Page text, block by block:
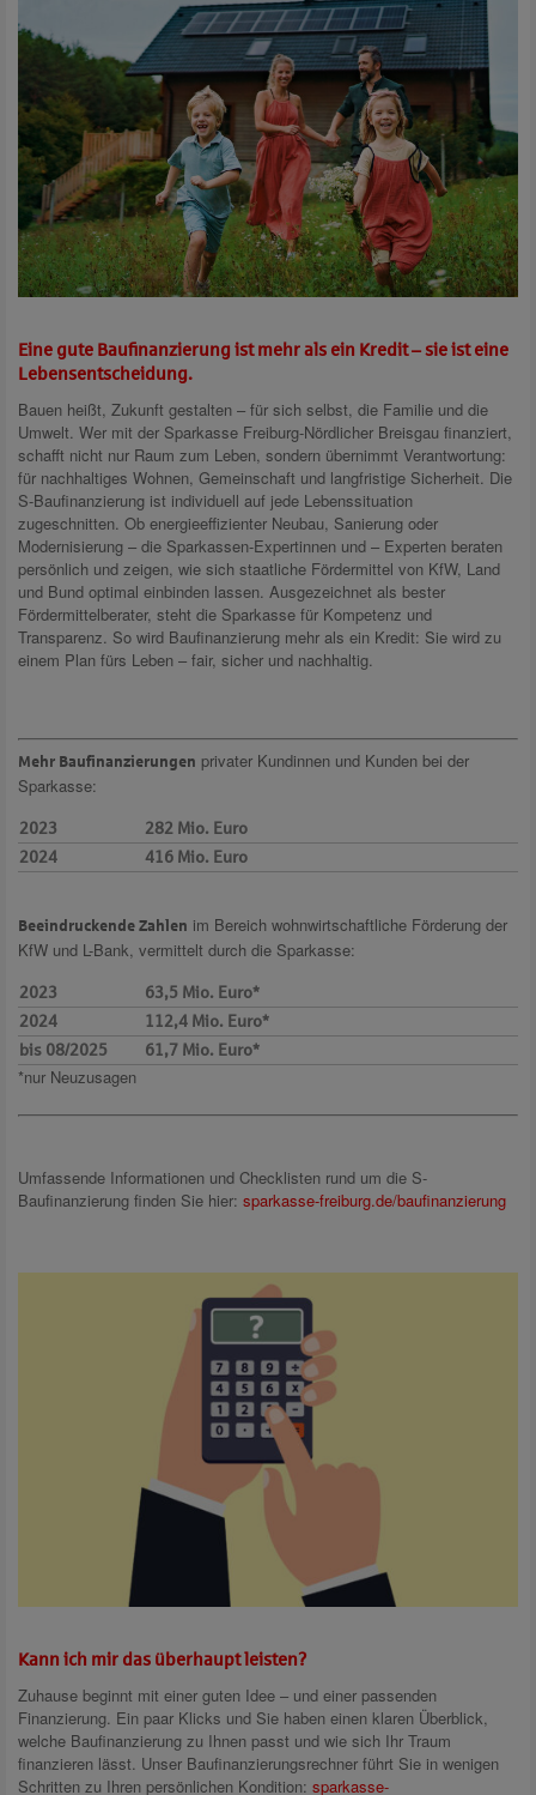
Eine gute Baufinanzierung ist mehr als ein Kredit – sie ist eine
Lebensentscheidung.
Bauen heißt, Zukunft gestalten – für sich selbst, die Familie und die
Umwelt. Wer mit der Sparkasse Freiburg-Nördlicher Breisgau finanziert,
schafft nicht nur Raum zum Leben, sondern übernimmt Verantwortung:
für nachhaltiges Wohnen, Gemeinschaft und langfristige Sicherheit. Die
S-Baufinanzierung ist individuell auf jede Lebenssituation
zugeschnitten. Ob energieeffizienter Neubau, Sanierung oder
Modernisierung – die Sparkassen-Expertinnen und – Experten beraten
persönlich und zeigen, wie sich staatliche Fördermittel von KfW, Land
und Bund optimal einbinden lassen. Ausgezeichnet als bester
Fördermittelberater, steht die Sparkasse für Kompetenz und
Transparenz. So wird Baufinanzierung mehr als ein Kredit: Sie wird zu
einem Plan fürs Leben – fair, sicher und nachhaltig.
Mehr Baufinanzierungen privater Kundinnen und Kunden bei der
Sparkasse:
2023
282 Mio. Euro
2024
416 Mio. Euro
Beeindruckende Zahlen im Bereich wohnwirtschaftliche Förderung der
KfW und L-Bank, vermittelt durch die Sparkasse:
2023
63,5 Mio. Euro*
2024
112,4 Mio. Euro*
bis 08/2025
61,7 Mio. Euro*
*nur Neuzusagen
Umfassende Informationen und Checklisten rund um die S-
Baufinanzierung finden Sie hier: sparkasse-freiburg.de/baufinanzierung
Kann ich mir das überhaupt leisten?
Zuhause beginnt mit einer guten Idee – und einer passenden
Finanzierung. Ein paar Klicks und Sie haben einen klaren Überblick,
welche Baufinanzierung zu Ihnen passt und wie sich Ihr Traum
finanzieren lässt. Unser Baufinanzierungsrechner führt Sie in wenigen
Schritten zu Ihren persönlichen Kondition: sparkasse-